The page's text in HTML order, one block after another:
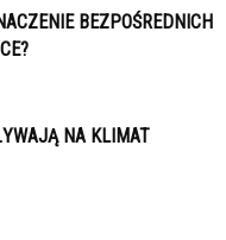
BEZPOŚREDNICH
NA KLIMAT